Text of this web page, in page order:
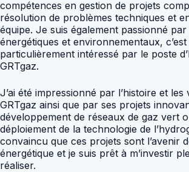
compétences en gestion de projets
résolution de problèmes techniques et
équipe. Je suis également passionné
énergétiques et environnementaux,
particulièrement intéressé par le poste
GRTgaz.
J’ai été impressionné par l’histoire et les
GRTgaz ainsi que par ses projets
développement de réseaux de gaz vert
déploiement de la technologie de
convaincu que ces projets sont l’avenir
énergétique et je suis prêt à m’investir
réaliser.